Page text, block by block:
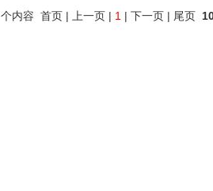
个内容 首页 | 上一页 | 1 | 下一页 | 尾页